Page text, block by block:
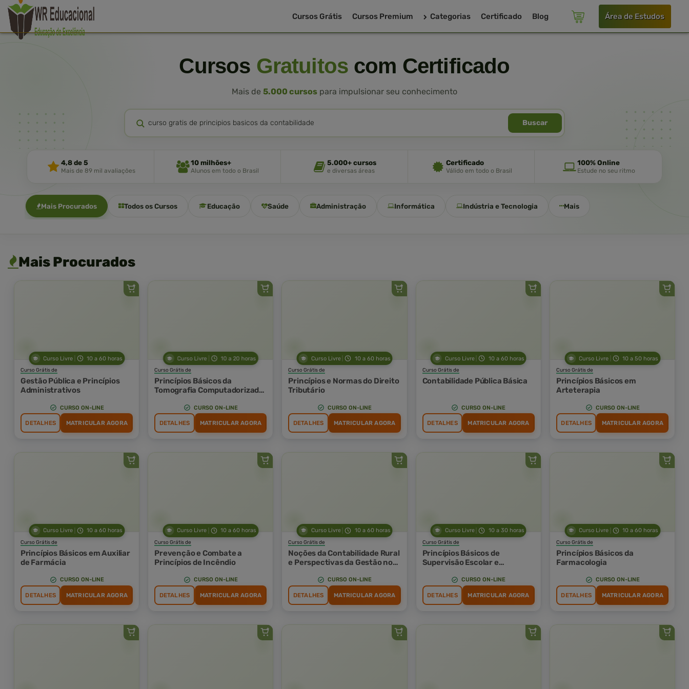
Cursos Grátis Cursos Premium Categorias Certificado Blog Área de Estudos
Cursos Gratuitos com Certificado
Mais de 5.000 cursos para impulsionar seu conhecimento
Buscar
4,8 de 5
Mais de 89 mil avaliações
10 milhões+
Alunos em todo o Brasil
5.000+ cursos
e diversas áreas
Certificado
Válido em todo o Brasil
100% Online
Estude no seu ritmo
Mais Procurados Todos os Cursos Educação Saúde Administração Informática Indústria e Tecnologia Mais
Mais Procurados
Curso Livre 10 a 60 horas
Curso Grátis de
Gestão Pública e Princípios
Administrativos
CURSO ON-LINE
DETALHES MATRICULAR AGORA
Curso Livre 10 a 20 horas
Curso Grátis de
Princípios Básicos da
Tomografia Computadorizada
CURSO ON-LINE
DETALHES MATRICULAR AGORA
Curso Livre 10 a 60 horas
Curso Grátis de
Princípios e Normas do Direito
Tributário
CURSO ON-LINE
DETALHES MATRICULAR AGORA
Curso Livre 10 a 60 horas
Curso Grátis de
Contabilidade Pública Básica
CURSO ON-LINE
DETALHES MATRICULAR AGORA
Curso Livre 10 a 50 horas
Curso Grátis de
Princípios Básicos em
Arteterapia
CURSO ON-LINE
DETALHES MATRICULAR AGORA
Curso Livre 10 a 60 horas
Curso Grátis de
Princípios Básicos em Auxiliar
de Farmácia
CURSO ON-LINE
DETALHES MATRICULAR AGORA
Curso Livre 10 a 60 horas
Curso Grátis de
Prevenção e Combate a
Princípios de Incêndio
CURSO ON-LINE
DETALHES MATRICULAR AGORA
Curso Livre 10 a 60 horas
Curso Grátis de
Noções da Contabilidade Rural
e Perspectivas da Gestão no
CURSO ON-LINE
DETALHES MATRICULAR AGORA
Curso Livre 10 a 30 horas
Curso Grátis de
Princípios Básicos de
Supervisão Escolar e
CURSO ON-LINE
DETALHES MATRICULAR AGORA
Curso Livre 10 a 60 horas
Curso Grátis de
Princípios Básicos da
Farmacologia
CURSO ON-LINE
DETALHES MATRICULAR AGORA